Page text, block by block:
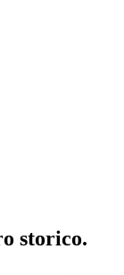
storico.